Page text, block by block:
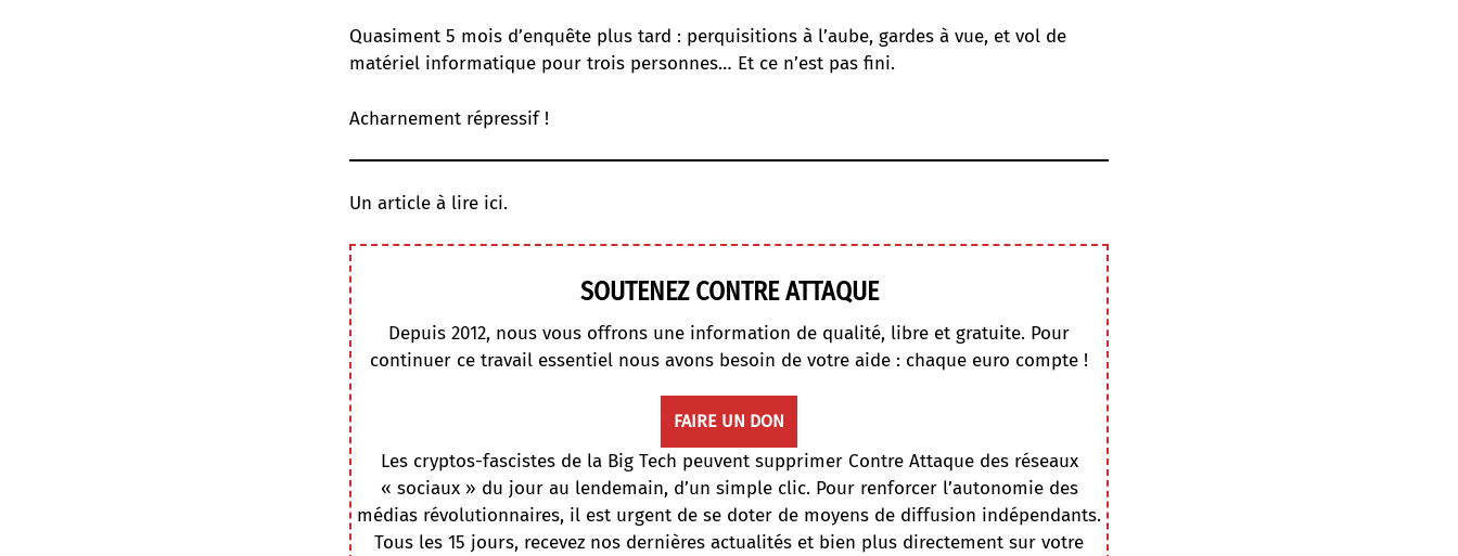
Quasiment 5 mois d’enquête plus tard : perquisitions à l’aube, gardes à vue, et vol de
matériel informatique pour trois personnes… Et ce n’est pas fini.
Acharnement répressif !
Un article à lire ici.
SOUTENEZ CONTRE ATTAQUE
Depuis 2012, nous vous offrons une information de qualité, libre et gratuite. Pour
continuer ce travail essentiel nous avons besoin de votre aide : chaque euro compte !
FAIRE UN DON
Les cryptos-fascistes de la Big Tech peuvent supprimer Contre Attaque des réseaux
« sociaux » du jour au lendemain, d’un simple clic. Pour renforcer l’autonomie des
médias révolutionnaires, il est urgent de se doter de moyens de diffusion indépendants.
Tous les 15 jours, recevez nos dernières actualités et bien plus directement sur votre